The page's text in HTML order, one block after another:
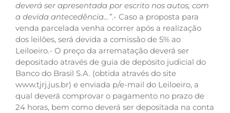
deverá ser apresentada por escrito nos autos, com
a devida antecedência…”.- Caso a proposta para
venda parcelada venha ocorrer após a realização
dos leilões, será devida a comissão de 5% ao
Leiloeiro.- O preço da arrematação deverá ser
depositado através de guia de depósito judicial do
Banco do Brasil S.A. (obtida através do site
www.tjrj.jus.br) e enviada p/e-mail do Leiloeiro, a
qual deverá comprovar o pagamento no prazo de
24 horas, bem como deverá ser depositada na conta